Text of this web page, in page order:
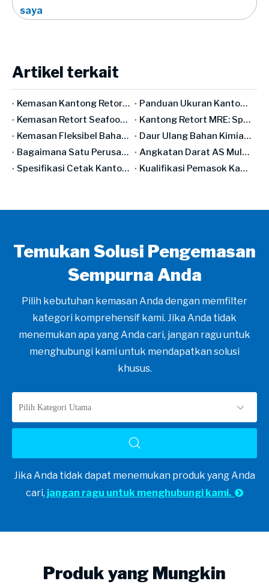
saya
Artikel terkait
Kemasan Kantong Retort Makanan Bayi: Panduan Lengkap Keamanan & Kepatuhan [2026]
Panduan Ukuran Kantong Retort: ​​Cara Memilih Dimensi yang Tepat untuk Produk Anda
Kemasan Retort Seafood: Panduan Lengkap Produsen Ikan & Kerang
Kantong Retort MRE: Spesifikasi Militer dan Aplikasi Sipil
Kemasan Fleksibel Bahan Tunggal: Benar-Benar Dapat Didaur Ulang Atau Sebuah Konsep Pemasaran?
Daur Ulang Bahan Kimia pada Kemasan Fleksibel: Revolusi Industri atau Janji Palsu yang Mahal?
Bagaimana Satu Perusahaan Jepang Mengendalikan Penghalang Oksigen Dunia selama 50 Tahun
Angkatan Darat AS Mulai Mengembangkan Kantong Retort pada tahun 1950-an. Inilah Mengapa Butuh 30 Tahun Untuk Menjadi Komersial.
Spesifikasi Cetak Kantong Retort: ​​Dari File Desain Hingga Karya Seni Siap Produksi
Kualifikasi Pemasok Kantong Retort: ​​Apa yang Harus Diaudit, Apa yang Harus Diuji, Apa yang Harus Diminta
Temukan Solusi Pengemasan
Sempurna Anda
Pilih kebutuhan kemasan Anda dengan memfilter
kategori komprehensif kami. Jika Anda tidak
menemukan apa yang Anda cari, jangan ragu untuk
menghubungi kami untuk mendapatkan solusi
khusus.
Pilih Kategori Utama
Jika Anda tidak dapat menemukan produk yang Anda
cari, jangan ragu untuk menghubungi kami. 
Produk yang Mungkin